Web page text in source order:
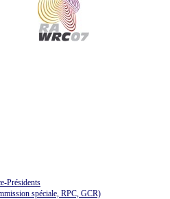
Présidents
spéciale, RPC, GCR)